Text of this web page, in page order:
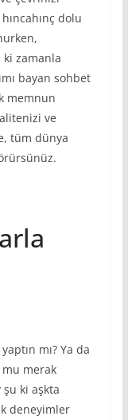
dolu
zamanla
bayan sohbet
memnun
ve
tüm dünya
mı? Ya da
merak
ki aşkta
deneyimler